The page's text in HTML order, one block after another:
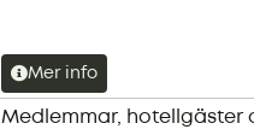
Mer info
Medlemmar, hotellgäster